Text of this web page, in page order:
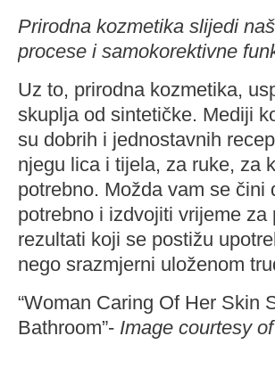
Prirodna kozmetika slijedi
procese i samokorektivne
Uz to, prirodna kozmetika,
skuplja od sintetičke. Mediji
su dobrih i jednostavnih
njegu lica i tijela, za ruke, za
potrebno. Možda vam se
potrebno i izdvojiti vrijeme
rezultati koji se postižu
nego srazmjerni uloženom
“Woman Caring Of Her Skin
Bathroom”- Image courtesy